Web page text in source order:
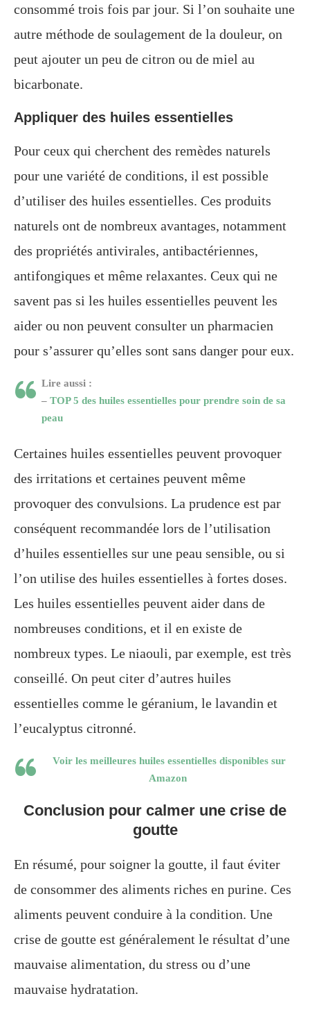
consommé trois fois par jour. Si l’on souhaite une
autre méthode de soulagement de la douleur, on
peut ajouter un peu de citron ou de miel au
bicarbonate.
Appliquer des huiles essentielles
Pour ceux qui cherchent des remèdes naturels
pour une variété de conditions, il est possible
d’utiliser des huiles essentielles. Ces produits
naturels ont de nombreux avantages, notamment
des propriétés antivirales, antibactériennes,
antifongiques et même relaxantes. Ceux qui ne
savent pas si les huiles essentielles peuvent les
aider ou non peuvent consulter un pharmacien
pour s’assurer qu’elles sont sans danger pour eux.
Lire aussi :
– TOP 5 des huiles essentielles pour prendre soin de sa
peau
Certaines huiles essentielles peuvent provoquer
des irritations et certaines peuvent même
provoquer des convulsions. La prudence est par
conséquent recommandée lors de l’utilisation
d’huiles essentielles sur une peau sensible, ou si
l’on utilise des huiles essentielles à fortes doses.
Les huiles essentielles peuvent aider dans de
nombreuses conditions, et il en existe de
nombreux types. Le niaouli, par exemple, est très
conseillé. On peut citer d’autres huiles
essentielles comme le géranium, le lavandin et
l’eucalyptus citronné.
Voir les meilleures huiles essentielles disponibles sur
Amazon
Conclusion pour calmer une crise de
goutte
En résumé, pour soigner la goutte, il faut éviter
de consommer des aliments riches en purine. Ces
aliments peuvent conduire à la condition. Une
crise de goutte est généralement le résultat d’une
mauvaise alimentation, du stress ou d’une
mauvaise hydratation.